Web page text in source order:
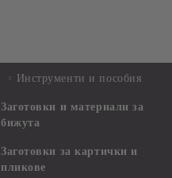
Инструменти и пособия
Заготовки и материали за
бижута
Заготовки за картички и
пликове